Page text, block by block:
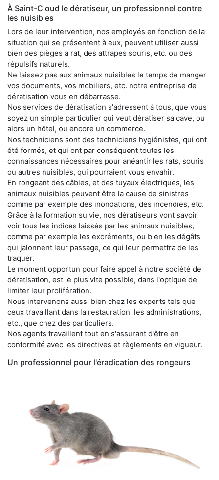
À Saint-Cloud le dératiseur, un professionnel contre
les nuisibles
Lors de leur intervention, nos employés en fonction de la
situation qui se présentent à eux, peuvent utiliser aussi
bien des pièges à rat, des attrapes souris, etc. ou des
répulsifs naturels.
Ne laissez pas aux animaux nuisibles le temps de manger
vos documents, vos mobiliers, etc. notre entreprise de
dératisation vous en débarrasse.
Nos services de dératisation s'adressent à tous, que vous
soyez un simple particulier qui veut dératiser sa cave, ou
alors un hôtel, ou encore un commerce.
Nos techniciens sont des techniciens hygiénistes, qui ont
été formés, et qui ont par conséquent toutes les
connaissances nécessaires pour anéantir les rats, souris
ou autres nuisibles, qui pourraient vous envahir.
En rongeant des câbles, et des tuyaux électriques, les
animaux nuisibles peuvent être la cause de sinistres
comme par exemple des inondations, des incendies, etc.
Grâce à la formation suivie, nos dératiseurs vont savoir
voir tous les indices laissés par les animaux nuisibles,
comme par exemple les excréments, ou bien les dégâts
qui jalonnent leur passage, ce qui leur permettra de les
traquer.
Le moment opportun pour faire appel à notre société de
dératisation, est le plus vite possible, dans l'optique de
limiter leur prolifération.
Nous intervenons aussi bien chez les experts tels que
ceux travaillant dans la restauration, les administrations,
etc., que chez des particuliers.
Nos agents travaillent tout en s'assurant d'être en
conformité avec les directives et règlements en vigueur.
Un professionnel pour l'éradication des rongeurs